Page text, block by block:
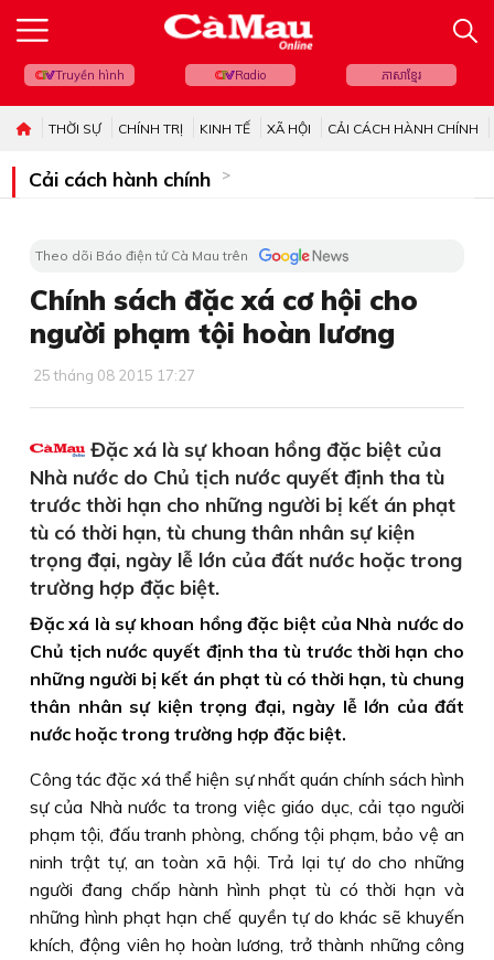
Truyền hình Radio ភាសាខ្មែរ
THỜI SỰ CHÍNH TRỊ KINH TẾ XÃ HỘI CẢI CÁCH HÀNH CHÍNH
Cải cách hành chính
Theo dõi Báo điện tử Cà Mau trên
Chính sách đặc xá cơ hội cho
người phạm tội hoàn lương
25 tháng 08 2015 17:27
Đặc xá là sự khoan hồng đặc biệt của
Nhà nước do Chủ tịch nước quyết định tha tù
trước thời hạn cho những người bị kết án phạt
tù có thời hạn, tù chung thân nhân sự kiện
trọng đại, ngày lễ lớn của đất nước hoặc trong
trường hợp đặc biệt.
Đặc xá là sự khoan hồng đặc biệt của Nhà nước do
Chủ tịch nước quyết định tha tù trước thời hạn cho
những người bị kết án phạt tù có thời hạn, tù chung
thân nhân sự kiện trọng đại, ngày lễ lớn của đất
nước hoặc trong trường hợp đặc biệt.
Công tác đặc xá thể hiện sự nhất quán chính sách hình
sự của Nhà nước ta trong việc giáo dục, cải tạo người
phạm tội, đấu tranh phòng, chống tội phạm, bảo vệ an
ninh trật tự, an toàn xã hội. Trả lại tự do cho những
người đang chấp hành hình phạt tù có thời hạn và
những hình phạt hạn chế quyền tự do khác sẽ khuyến
khích, động viên họ hoàn lương, trở thành những công